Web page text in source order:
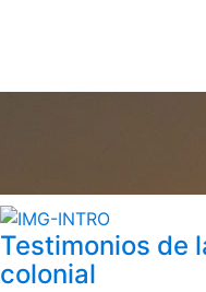
Testimonios de
colonial